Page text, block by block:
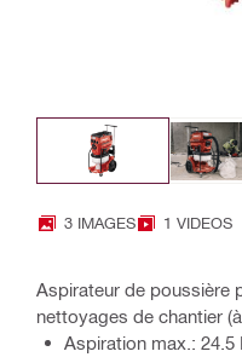
3 IMAGES 1 VIDEOS
Aspirateur de poussière
nettoyages de chantier
Aspiration max.: 24.5